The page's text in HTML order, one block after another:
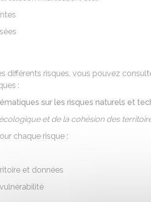
différents risques, vous pouvez
:
sur les risques naturels et
et de la cohésion des
chaque risque :
et données